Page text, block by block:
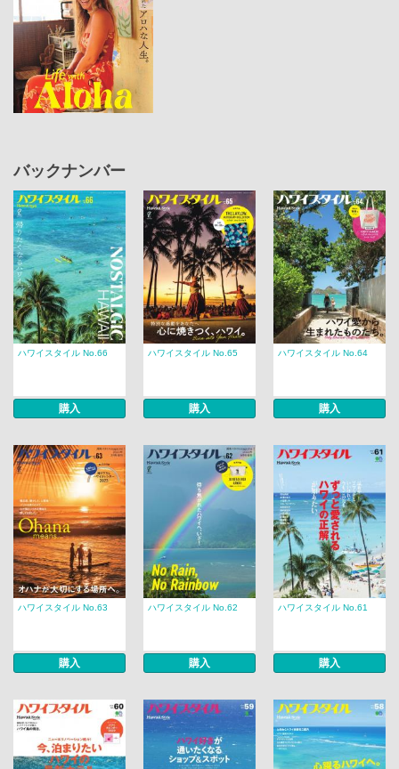
バックナンバー
ハワイスタイル No.66
購入
ハワイスタイル No.65
購入
ハワイスタイル No.64
購入
ハワイスタイル No.63
購入
ハワイスタイル No.62
購入
ハワイスタイル No.61
購入